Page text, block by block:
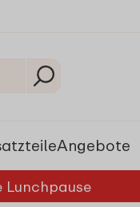
Angebote
Lunchpause